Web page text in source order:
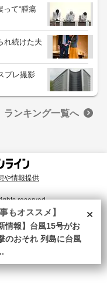
って“腫瘍
れ続けた夫
プレ撮影
ランキング一覧へ
や情報提供
reserved.
たコンテンツや広告配信を提供する
シーポリシー をご確認ください。×
もオススメ】
情報】台風15号がお
のおそれ 列島に台風